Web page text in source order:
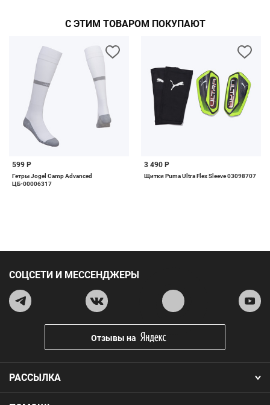
С ЭТИМ ТОВАРОМ ПОКУПАЮТ
599 Р
Гетры Jogel Camp Advanced
ЦБ-00006317
3 490 Р
Щитки Puma Ultra Flex Sleeve 03098707
РАССЫЛКА
СОЦСЕТИ И МЕССЕНДЖЕРЫ
Отзывы на